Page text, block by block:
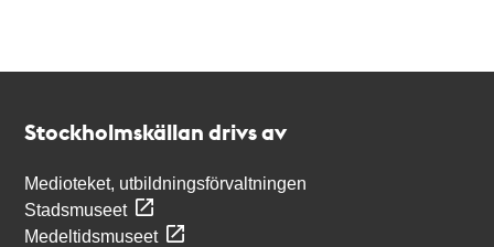
Stockholmskällan drivs av
Medioteket, utbildningsförvaltningen
Stadsmuseet
Medeltidsmuseet